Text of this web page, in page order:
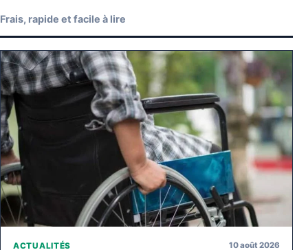
Frais, rapide et facile à lire
ACTUALITÉS 10 août 2026